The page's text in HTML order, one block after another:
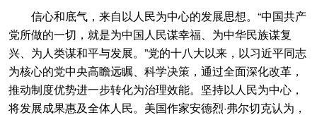
信心和底气，来自以人民为中心的发展思想。“中国共产
党所做的一切，就是为中国人民谋幸福、为中华民族谋复
兴、为人类谋和平与发展。”党的十八大以来，以习近平同志
为核心的党中央高瞻远瞩、科学决策，通过全面深化改革，
推动制度优势进一步转化为治理效能。坚持以人民为中心，
将发展成果惠及全体人民。美国作家安德烈·弗尔切克认为，